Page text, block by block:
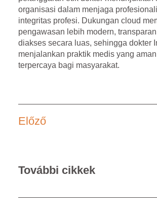
organisasi dalam menjaga
integritas profesi. Dukungan cloud
pengawasan lebih modern,
diakses secara luas, sehingga dokter
menjalankan praktik medis yang
terpercaya bagi masyarakat.
Előző
További cikkek